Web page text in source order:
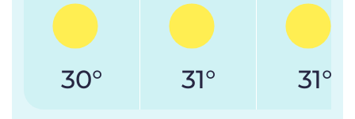
30° 31° 31°